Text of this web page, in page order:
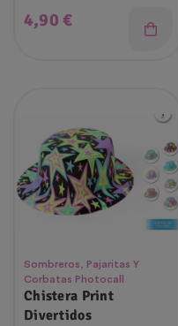
Precio
4,90 €
Sombreros, Pajaritas Y
Corbatas Photocall
Chistera Print
Divertidos